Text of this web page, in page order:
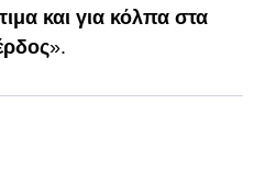
και για κόλπα στα
».